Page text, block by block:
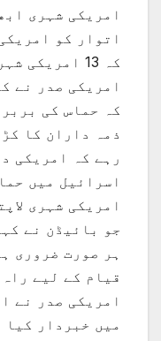
امریکی شہری
اتوار کو
کہ 13
امریکی صدر نے
کہ حماس کی
ذمہ داران کا
رہے کہ امریکی
جو بائیڈن نے
ہر صورت ضروری
قیام کے لیے
امریکی صدر نے
میں خبردار کیا